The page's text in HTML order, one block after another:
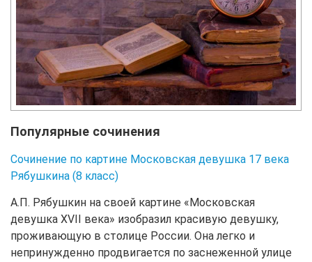
Популярные сочинения
Сочинение по картине Московская девушка 17 века
Рябушкина (8 класс)
А.П. Рябушкин на своей картине «Московская
девушка XVII века» изобразил красивую девушку,
проживающую в столице России. Она легко и
непринужденно продвигается по заснеженной улице